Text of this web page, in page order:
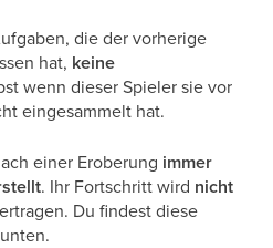
die der vorherige
hat, keine
wenn dieser Spieler sie vor
eingesammelt hat.
einer Eroberung immer
. Ihr Fortschritt wird nicht
Du findest diese